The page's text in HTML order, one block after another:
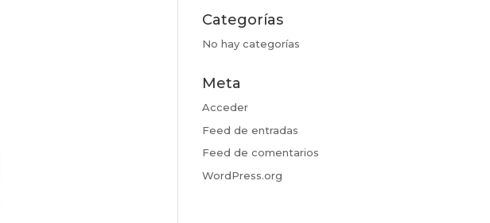
Categorías
No hay categorías
Meta
Acceder
Feed de entradas
Feed de comentarios
WordPress.org